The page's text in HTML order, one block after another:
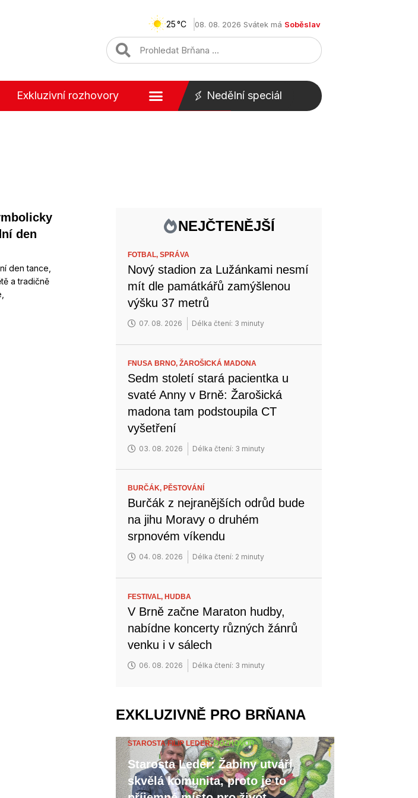
25 08. 08. 2026 Svátek má Soběslav
Exkluzivní rozhovory Nedělní speciál
den
den tance,
a tradičně
NEJČTENĚJŠÍ
FOTBAL,SPRÁVA
Nový stadion za Lužánkami nesmí
mít dle památkářů zamýšlenou
výšku 37 metrů
07. 08. 2026 Délka čtení: 3 minuty
FNUSA BRNO,ŽAROŠICKÁ MADONA
Sedm století stará pacientka u
svaté Anny v Brně: Žarošická
madona tam podstoupila CT
vyšetření
03. 08. 2026 Délka čtení: 3 minuty
BURČÁK, PĚSTOVÁNÍ
Burčák z nejranějších odrůd bude
na jihu Moravy o druhém
srpnovém víkendu
04. 08. 2026 Délka čtení: 2 minuty
FESTIVAL,HUDBA
V Brně začne Maraton hudby,
nabídne koncerty různých žánrů
venku i v sálech
06. 08. 2026 Délka čtení: 3 minuty
EXKLUZIVNĚ PRO BRŇANA
STAROSTA FILIP LEDER,ROZHOVOR
Starosta Leder: Žabiny utváří
skvělá komunita, proto je to